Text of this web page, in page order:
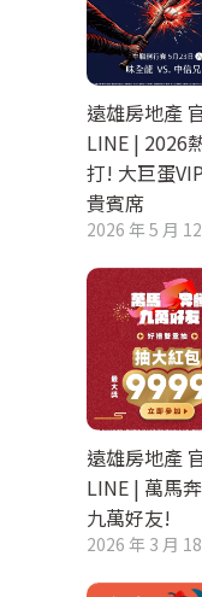
遠雄房地產
LINE | 2026
打! 大巨蛋
貴賓席
2026 年 5 月
遠雄房地產
LINE | 萬馬
九萬好友!
2026 年 3 月